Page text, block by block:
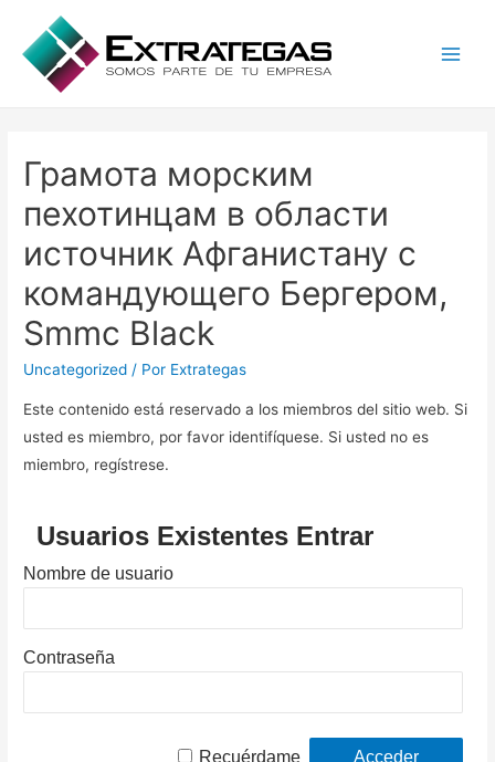
Грамота морским
пехотинцам в области
источник Афганистану с
командующего Бергером,
Smmc Black
Uncategorized / Por Extrategas
Este contenido está reservado a los miembros del sitio web. Si
usted es miembro, por favor identifíquese. Si usted no es
miembro, regístrese.
Usuarios Existentes Entrar
Nombre de usuario
Contraseña
Recuérdame